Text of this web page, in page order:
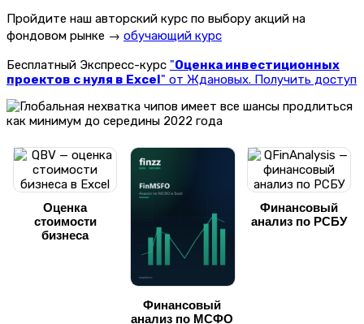
Пройдите наш авторский курс по выбору акций на
фондовом рынке → обучающий курс
Бесплатный Экспресс-курс "Оценка инвестиционных
проектов с нуля в Excel" от Ждановых. Получить доступ
Оценка
стоимости
бизнеса
Финансовый
анализ по МСФО
Финансовый
анализ по РСБУ